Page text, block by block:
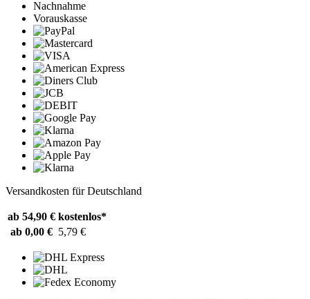
Nachnahme
Vorauskasse
Versandkosten für Deutschland
ab 54,90 € kostenlos*
ab 0,00 € 5,79 €